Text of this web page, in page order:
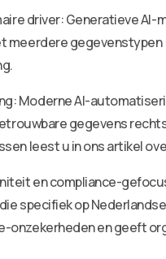
driver: Generatieve
meerdere
Moderne AI-
gegevens
leest u in ons artikel
en compliance-
specifiek op
onzekerheden en geeft